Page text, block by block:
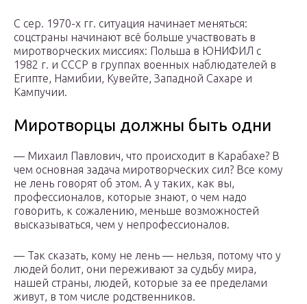
С сер. 1970-х гг. ситуация начинает меняться:
соцстраны начинают всё больше участвовать в
миротворческих миссиях: Польша в ЮНИФИЛ с
1982 г. и СССР в группах военных наблюдателей в
Египте, Намибии, Кувейте, Западной Сахаре и
Кампучии.
Миротворцы должны быть одни
— Михаил Павлович, что происходит в Карабахе? В
чем основная задача миротворческих сил? Все кому
не лень говорят об этом. А у таких, как вы,
профессионалов, которые знают, о чем надо
говорить, к сожалению, меньше возможностей
высказываться, чем у непрофессионалов.
— Так сказать, кому не лень — нельзя, потому что у
людей болит, они переживают за судьбу мира,
нашей страны, людей, которые за ее пределами
живут, в том числе родственников.